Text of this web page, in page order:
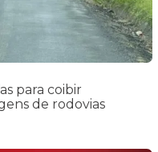
para coibir
de rodovias